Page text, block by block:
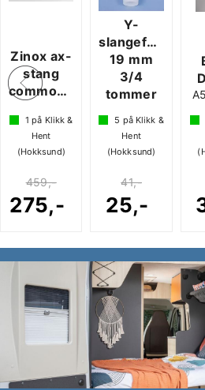
Zinox ax-
stang
commodore
1 på Klikk &
Hent
(Hokksund)
459,-
275,-
Y-
19 mm
3/4
tommer
5 på Klikk &
Hent
(Hokksund)
41,-
25,-